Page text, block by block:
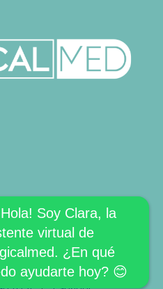
SL.
Soy Clara, la
virtual de
¿En qué
ayudarte hoy? 😊